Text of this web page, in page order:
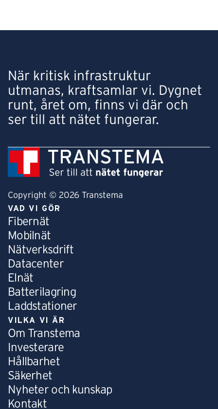
När kritisk infrastruktur
utmanas, kraftsamlar vi. Dygnet
runt, året om, finns vi där och
ser till att nätet fungerar.
Copyright © 2026 Transtema
VAD VI GÖR
Fibernät
Mobilnät
Nätverksdrift
Datacenter
Elnät
Batterilagring
Laddstationer
VILKA VI ÄR
Om Transtema
Investerare
Hållbarhet
Säkerhet
Nyheter och kunskap
Kontakt